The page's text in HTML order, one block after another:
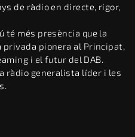
de ràdio en directe, rigor,
té més presència que la
privada pionera al Principat,
i el futur del DAB.
ràdio generalista líder i les